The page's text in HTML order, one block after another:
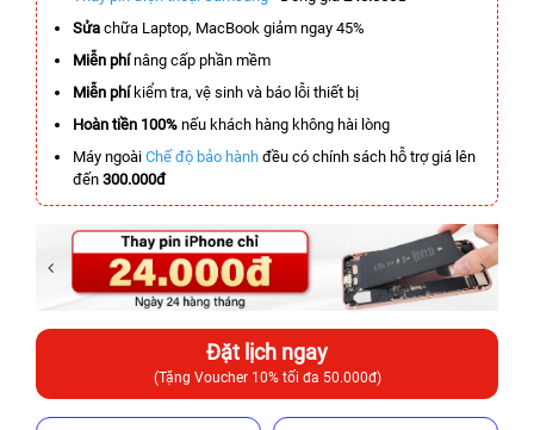
Sửa chữa Laptop, MacBook giảm ngay 45%
Miễn phínâng cấp phần mềm
Miễn phíkiểm tra, vệ sinh và báo lỗi thiết bị
Hoàn tiền 100% nếu khách hàng không hài lòng
Máy ngoài Chế độ bảo hành đều có chính sách hỗ trợ giá lên
đến 300.000đ
Đặt lịch ngay
(Tặng Voucher 10% tối đa 50.000đ)